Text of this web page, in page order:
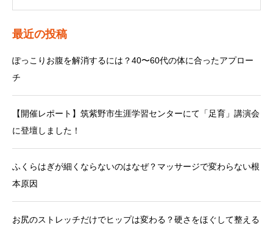
最近の投稿
ぽっこりお腹を解消するには？40〜60代の体に合ったアプロー
チ
【開催レポート】筑紫野市生涯学習センターにて「足育」講演会
に登壇しました！
ふくらはぎが細くならないのはなぜ？マッサージで変わらない根
本原因
お尻のストレッチだけでヒップは変わる？硬さをほぐして整える